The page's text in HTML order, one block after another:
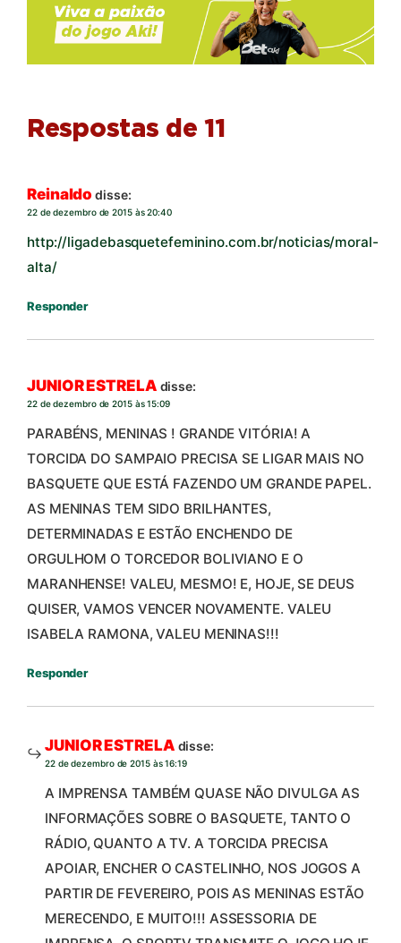
Respostas de 11
Reinaldo disse:
22 de dezembro de 2015 às 20:40
http://ligadebasquetefeminino.com.br/noticias/moral-
alta/
Responder
JUNIOR ESTRELA disse:
22 de dezembro de 2015 às 15:09
PARABÉNS, MENINAS ! GRANDE VITÓRIA! A
TORCIDA DO SAMPAIO PRECISA SE LIGAR MAIS NO
BASQUETE QUE ESTÁ FAZENDO UM GRANDE PAPEL.
AS MENINAS TEM SIDO BRILHANTES,
DETERMINADAS E ESTÃO ENCHENDO DE
ORGULHOM O TORCEDOR BOLIVIANO E O
MARANHENSE! VALEU, MESMO! E, HOJE, SE DEUS
QUISER, VAMOS VENCER NOVAMENTE. VALEU
ISABELA RAMONA, VALEU MENINAS!!!
Responder
JUNIOR ESTRELA disse:
22 de dezembro de 2015 às 16:19
A IMPRENSA TAMBÉM QUASE NÃO DIVULGA AS
INFORMAÇÕES SOBRE O BASQUETE, TANTO O
RÁDIO, QUANTO A TV. A TORCIDA PRECISA
APOIAR, ENCHER O CASTELINHO, NOS JOGOS A
PARTIR DE FEVEREIRO, POIS AS MENINAS ESTÃO
MERECENDO, E MUITO!!! ASSESSORIA DE